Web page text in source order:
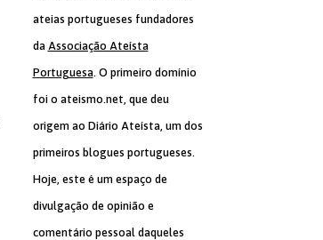
ateias portugueses fundadores
da Associação Ateísta
Portuguesa. O primeiro domínio
foi o ateismo.net, que deu
origem ao Diário Ateísta, um dos
primeiros blogues portugueses.
Hoje, este é um espaço de
divulgação de opinião e
comentário pessoal daqueles